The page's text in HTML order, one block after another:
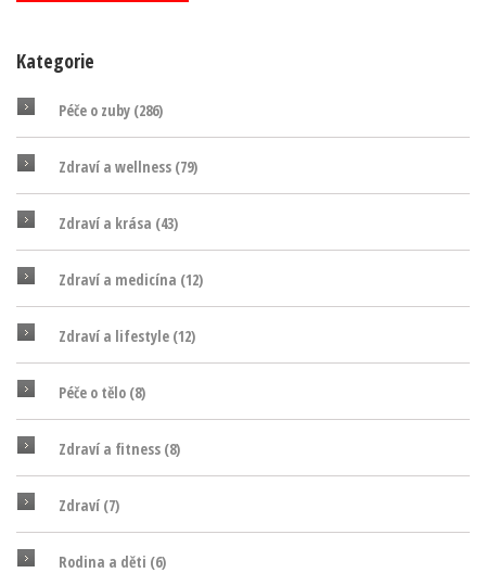
Kategorie
Péče o zuby (286)
Zdraví a wellness (79)
Zdraví a krása (43)
Zdraví a medicína (12)
Zdraví a lifestyle (12)
Péče o tělo (8)
Zdraví a fitness (8)
Zdraví (7)
Rodina a děti (6)